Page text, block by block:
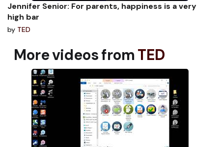
Jennifer Senior: For parents, happiness is a very
high bar
by TED
More videos fromTED